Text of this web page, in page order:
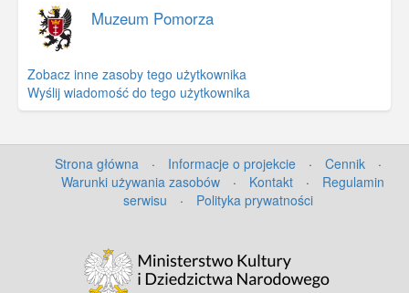
Muzeum Pomorza
Zobacz inne zasoby tego użytkownika
Wyślij wiadomość do tego użytkownika
Strona główna · Informacje o projekcie · Cennik
·
Warunki używania zasobów
· Kontakt ·
Regulamin
serwisu
· Polityka prywatności